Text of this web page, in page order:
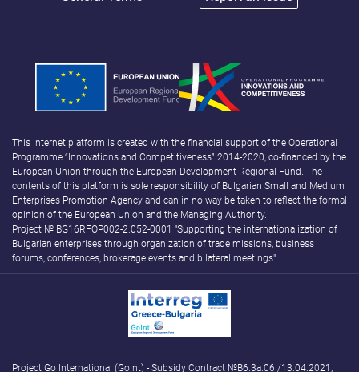
This internet platform is created with the financial support of the Operational
Programme “Innovations and Competitiveness” 2014-2020, co-financed by the
European Union through the European Development Regional Fund. The
contents of this platform is sole responsibility of Bulgarian Small and Medium
Enterprises Promotion Agency and can in no way be taken to reflect the formal
opinion of the European Union and the Managing Authority.
Project № BG16RFOP002-2.052-0001 "Supporting the internationalization of
Bulgarian enterprises through organization of trade missions, business
forums, conferences, brokerage events and bilateral meetings".
Project Go International (GoInt) - Subsidy Contract №B6.3а.06 /13.04.2021,